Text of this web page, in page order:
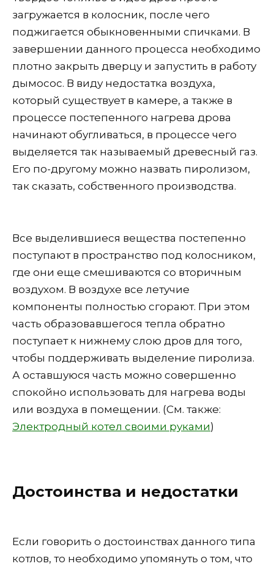
загружается в колосник, после чего
поджигается обыкновенными спичками. В
завершении данного процесса необходимо
плотно закрыть дверцу и запустить в работу
дымосос. В виду недостатка воздуха,
который существует в камере, а также в
процессе постепенного нагрева дрова
начинают обугливаться, в процессе чего
выделяется так называемый древесный газ.
Его по-другому можно назвать пиролизом,
так сказать, собственного производства.
Все выделившиеся вещества постепенно
поступают в пространство под колосником,
где они еще смешиваются со вторичным
воздухом. В воздухе все летучие
компоненты полностью сгорают. При этом
часть образовавшегося тепла обратно
поступает к нижнему слою дров для того,
чтобы поддерживать выделение пиролиза.
А оставшуюся часть можно совершенно
спокойно использовать для нагрева воды
или воздуха в помещении. (См. также:
Электродный котел своими руками)
Достоинства и недостатки
Если говорить о достоинствах данного типа
котлов, то необходимо упомянуть о том, что